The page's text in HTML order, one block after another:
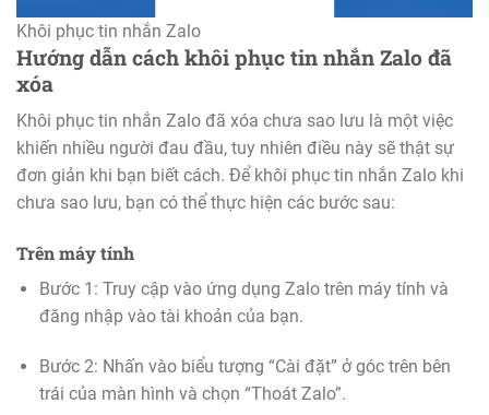
Khôi phục tin nhắn Zalo
Hướng dẫn cách khôi phục tin nhắn Zalo đã
xóa
Khôi phục tin nhắn Zalo đã xóa chưa sao lưu là một việc
khiến nhiều người đau đầu, tuy nhiên điều này sẽ thật sự
đơn giản khi bạn biết cách. Để khôi phục tin nhắn Zalo khi
chưa sao lưu, bạn có thể thực hiện các bước sau:
Trên máy tính
Bước 1: Truy cập vào ứng dụng Zalo trên máy tính và
đăng nhập vào tài khoản của bạn.
Bước 2: Nhấn vào biểu tượng “Cài đặt” ở góc trên bên
trái của màn hình và chọn “Thoát Zalo”.